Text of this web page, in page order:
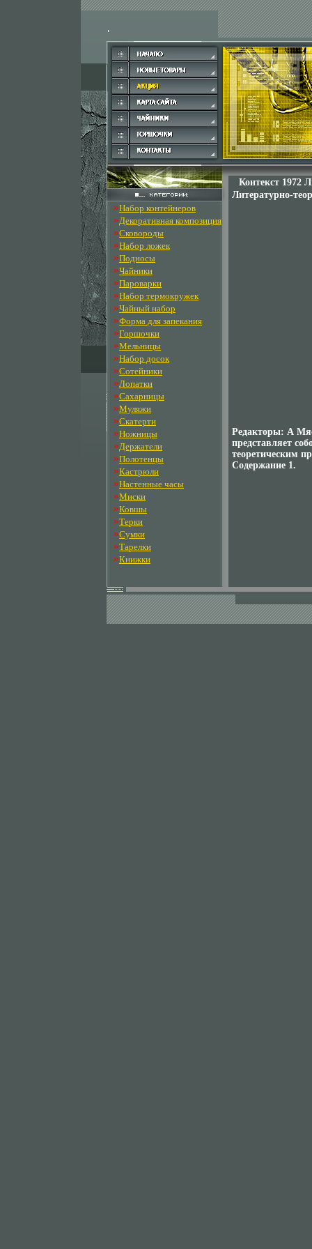
»Набор контейнеров
»Декоративная композиция
»Сковороды
»Набор ложек
»Подносы
»Чайники
»Пароварки
»Набор термокружек
»Чайный набор
»Форма для запекания
»Горшочки
»Мельницы
»Набор досок
»Сотейники
»Лопатки
»Сахарницы
»Муляжи
»Скатерти
»Ножницы
»Держатели
»Полотенцы
»Кастрюли
»Настенные часы
»Миски
»Ковшы
»Терки
»Сумки
»Тарелки
»Книжки
Контекст 1972
Литературно-
Редакторы: А
представляет
теоретическим
Содержание 1.